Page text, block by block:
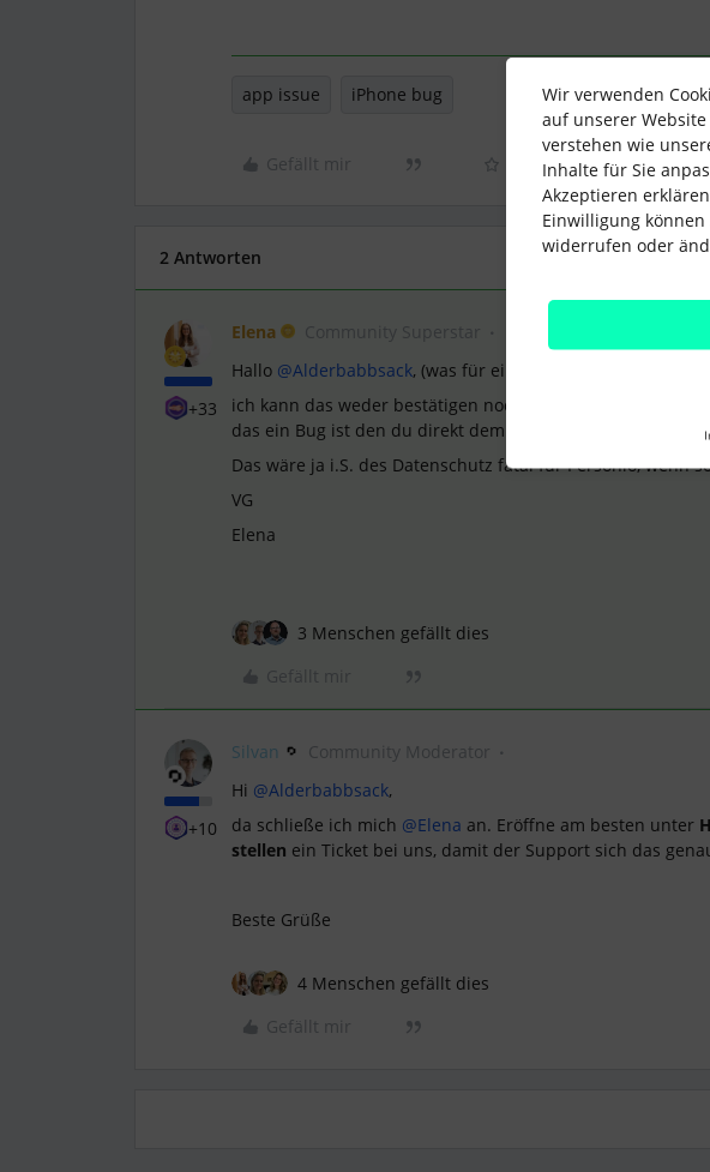
app issue iPhone bug
Gefällt mir Teilen
2 Antworten
+33
Elena
Hallo ​ @Alderbabbsack, (was für ein guter Username 😅)
ich kann das weder bestätigen noch widerlegen, aber ich
das ein Bug ist den du direkt dem Support melden
Das wäre ja i.S. des Datenschutz fatal für Personio, wenn
VG
Elena
3 Menschen gefällt dies
+10
Silvan Community Moderator
Hi ​ @Alderbabbsack,
da schließe ich mich ​ @Elena an. Eröffne am besten unter
stellen ein Ticket bei uns, damit der Support sich das
Beste Grüße
4 Menschen gefällt dies
Gefällt mir
Wir verwenden
auf unserer
verstehen wie
Inhalte für Sie
Akzeptieren
Einwilligung
widerrufen oder